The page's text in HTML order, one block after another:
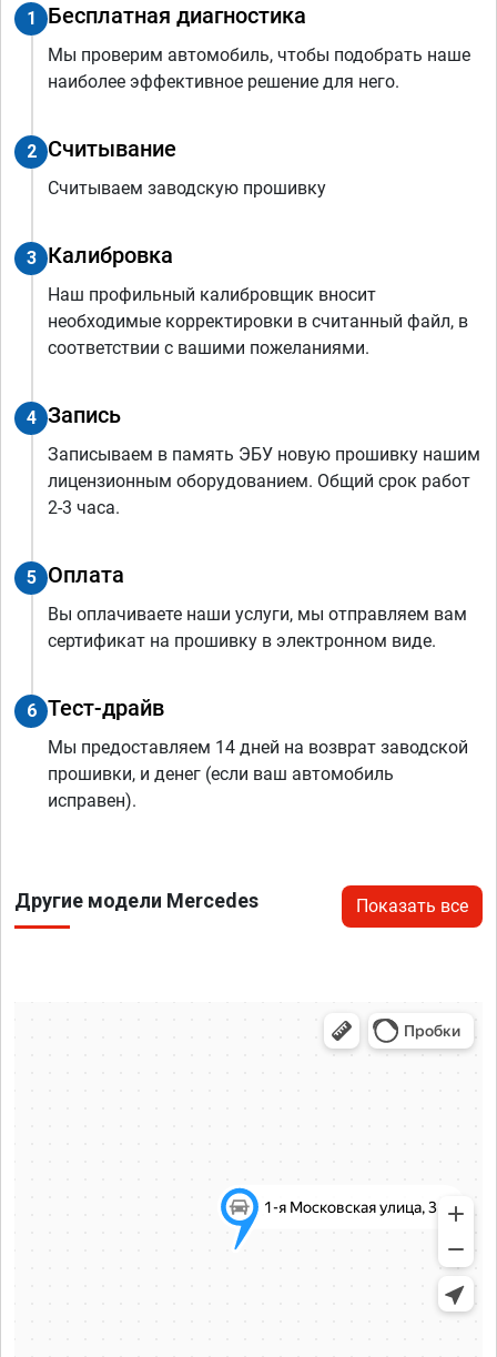
1 Бесплатная диагностика
Мы проверим автомобиль, чтобы подобрать наше
наиболее эффективное решение для него.
2 Считывание
Считываем заводскую прошивку
3 Калибровка
Наш профильный калибровщик вносит
необходимые корректировки в считанный файл, в
соответствии с вашими пожеланиями.
4 Запись
Записываем в память ЭБУ новую прошивку нашим
лицензионным оборудованием. Общий срок работ
2-3 часа.
5 Оплата
Вы оплачиваете наши услуги, мы отправляем вам
сертификат на прошивку в электронном виде.
6 Тест-драйв
Мы предоставляем 14 дней на возврат заводской
прошивки, и денег (если ваш автомобиль
исправен).
Другие модели Mercedes Показать все